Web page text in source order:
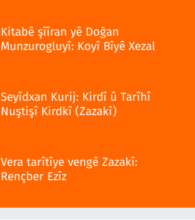
Kitabê şîîran yê Doğan
Munzurogluyî: Koyî Bîyê Xezal
Seyîdxan Kurij: Kirdî û Tarîhî
Nuştişî Kirdkî (Zazakî)
Vera tarîtîye vengê Zazakî:
Rençber Ezîz